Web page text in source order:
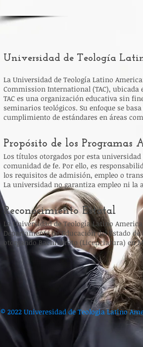
Universidad de Teología
La Universidad de Teología Latino
Commission International (TAC), ubicada
TAC es una organización educativa sin
seminarios teológicos. Su enfoque se
cumplimiento de estándares en áreas
Propósito de los Programas
Los títulos otorgados por esta
comunidad de fe. Por ello, es
los requisitos de admisión, empleo o
La universidad no garantiza empleo ni la
Reconocimiento Estatal
La Universidad de Teología Latino
Departamento de Educación del Estado
otorgando Bachillerato (Licenciatura) en
© 2022 Univeresidad de Teologia Latino